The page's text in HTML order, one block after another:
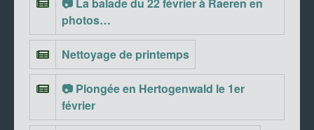
photos…
Nettoyage de printemps
📷 Plongée en Hertogenwald le 1er
février